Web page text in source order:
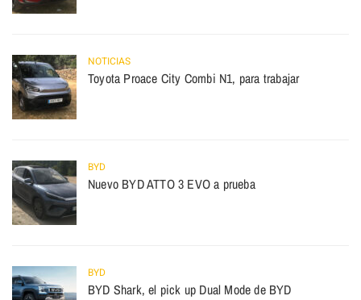
NOTICIAS
Toyota Proace City Combi N1, para trabajar
BYD
Nuevo BYD ATTO 3 EVO a prueba
BYD
BYD Shark, el pick up Dual Mode de BYD